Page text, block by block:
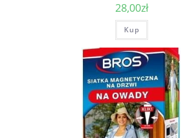
28,00zł
Kup